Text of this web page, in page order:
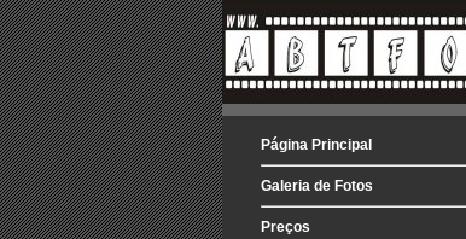
Página Principal
Galeria de Fotos
Preços